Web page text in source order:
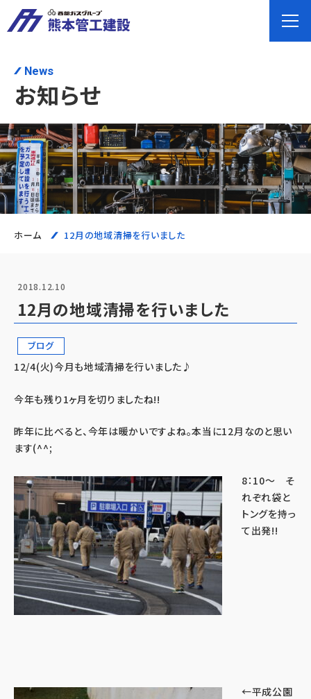
お知らせ
News
ホーム 12月の地域清掃を行いました
2018.12.10
12月の地域清掃を行いました
ブログ
12/4(火)今月も地域清掃を行いました♪
今年も残り1ヶ月を切りましたね!!
昨年に比べると、今年は暖かいですよね。本当に12月なのと思い
ます(^^;
8：10～ そ
れぞれ袋と
トングを持っ
て出発!!
←平成公園